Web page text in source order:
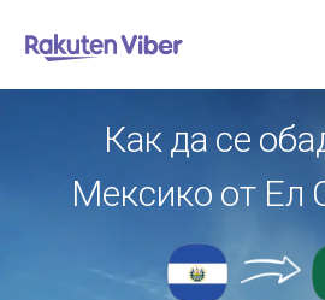
Как да се
Мексико от Ел